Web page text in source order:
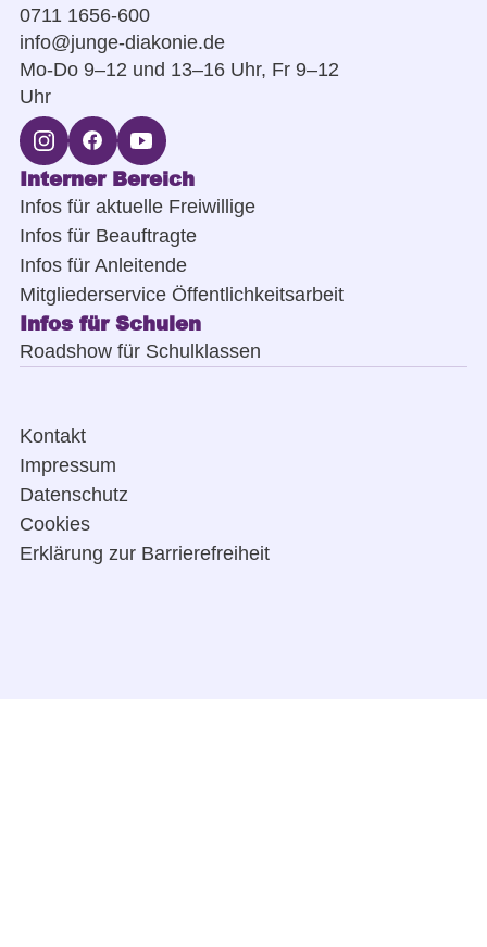
0711 1656-600
info@junge-diakonie.de
Mo-Do 9–12 und 13–16 Uhr, Fr 9–12
Uhr
Interner Bereich
Infos für aktuelle Freiwillige
Infos für Beauftragte
Infos für Anleitende
Mitgliederservice Öffentlichkeitsarbeit
Infos für Schulen
Roadshow für Schulklassen
Kontakt
Impressum
Datenschutz
Cookies
Erklärung zur Barrierefreiheit